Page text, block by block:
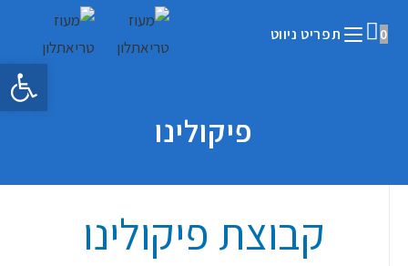
0 תפריט ניווט
פיקולינו
קבוצת פיקולינו